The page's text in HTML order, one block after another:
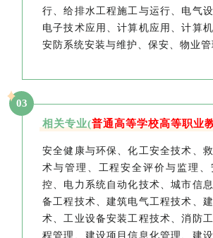
行、给排水工程施工与运行、电气
电子技术应用、计算机应用、计算
安防系统安装与维护、保安、物业管
03
相关专业(普通高等学校高等职业
安全健康与环保、化工安全技术、
术与管理、工程安全评价与监理
控、电力系统自动化技术、城市信
备工程技术、建筑电气工程技术、
术、工业设备安装工程技术、消防
程管理、建设项目信息化管理、建